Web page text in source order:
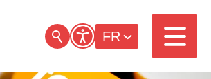
FR